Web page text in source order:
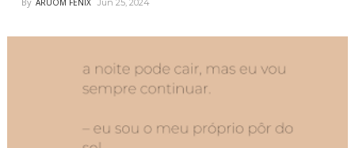
ARUOM FENIX Jun 25, 2024